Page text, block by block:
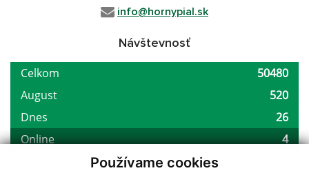
Používame cookies
info@hornypial.sk
Návštevnosť